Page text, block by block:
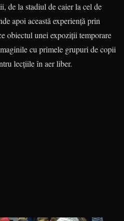
de la stadiul de caier la cel de
apoi această experiență prin
obiectul unei expoziții temporare
cu primele grupuri de copii
lecțiile în aer liber.